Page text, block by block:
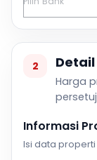
2
Harga
Informasi
Isi data properti